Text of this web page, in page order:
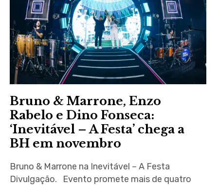
Bruno & Marrone, Enzo
Rabelo e Dino Fonseca:
‘Inevitável – A Festa’ chega a
BH em novembro
Bruno & Marrone na Inevitável – A Festa
Divulgação. Evento promete mais de quatro